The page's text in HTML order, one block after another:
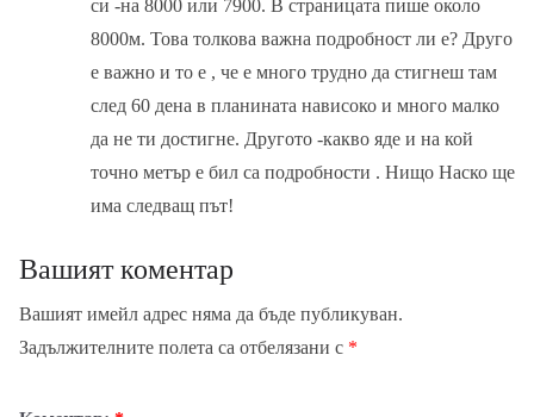
си -на 8000 или 7900. В страницата пише около
8000м. Това толкова важна подробност ли е? Друго
е важно и то е , че е много трудно да стигнеш там
след 60 дена в планината нависоко и много малко
да не ти достигне. Другото -какво яде и на кой
точно метър е бил са подробности . Нищо Наско ще
има следващ път!
Вашият коментар
Вашият имейл адрес няма да бъде публикуван.
Задължителните полета са отбелязани с *